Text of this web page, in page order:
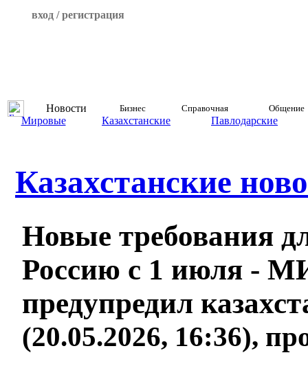
вход / регистрация
Новости Бизнес Справочная Общение
Мировые Казахстанские Павлодарские
Казахстанские
Новые требования
Россию с 1 июля -
предупредил
(20.05.2026, 16:36),